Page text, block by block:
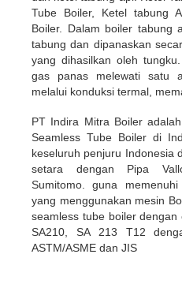
Tube Boiler, Ketel tabung
Boiler. Dalam boiler tabung
tabung dan dipanaskan
yang dihasilkan oleh
gas panas melewati satu
melalui konduksi termal,
PT Indira Mitra Boiler
Seamless Tube Boiler di
keseluruh penjuru Indonesia
setara dengan Pipa
Sumitomo. guna
yang menggunakan mesin
seamless tube boiler dengan
SA210, SA 213 T12
ASTM/ASME dan JIS